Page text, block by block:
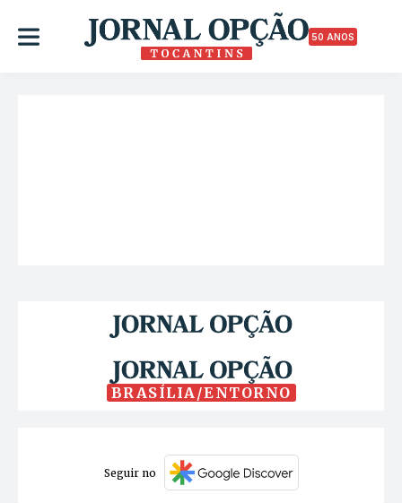
50 ANOS
BRASÍLIA/ENTORNO
Seguir no